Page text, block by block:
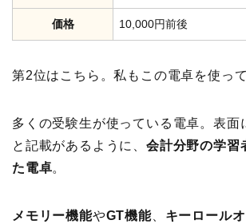
価格 10,000円前後
第2位はこちら。私もこの電卓を使って
多くの受験生が使っている電卓。表
と記載があるように、 会計分野の学習
た電卓。
メモリー機能やGT機能、 キーロール